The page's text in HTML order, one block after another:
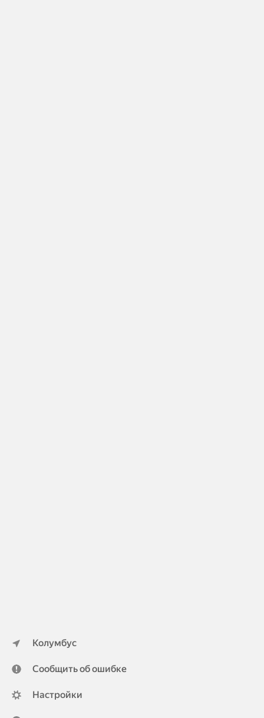
Колумбус
Сообщить об ошибке
Настройки